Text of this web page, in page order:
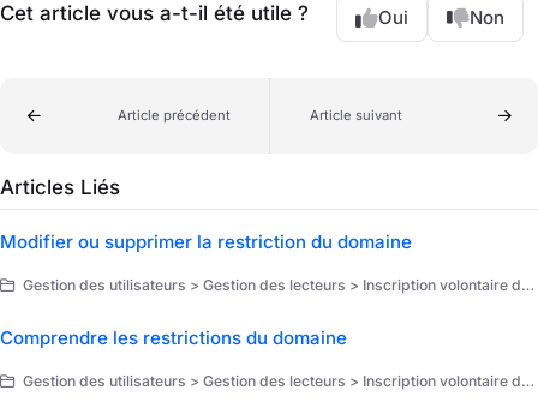
Cet article vous a-t-il été utile ? Oui Non
Article précédent Article suivant
Articles Liés
Modifier ou supprimer la restriction du domaine
Gestion des utilisateurs > Gestion des lecteurs > Inscription volontaire des lecteurs
Comprendre les restrictions du domaine
Gestion des utilisateurs > Gestion des lecteurs > Inscription volontaire des lecteurs